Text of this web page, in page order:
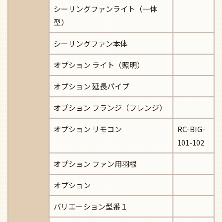
シーリングファンライト（一体
型）
シーリングファン本体
オプション ライト（照明）
オプション 延長パイプ
オプション フランジ（フレンジ）
オプション リモコン
RC-BIG-
101-102
オプション ファン用羽根
オプション
バリエーション型番１